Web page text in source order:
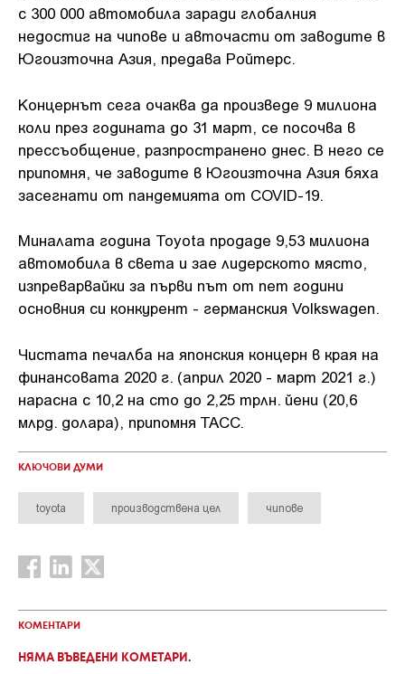
с 300 000 автомобила заради глобалния
недостиг на чипове и авточасти от заводите в
Югоизточна Азия, предава Ройтерс.
Концернът сега очаква да произведе 9 милиона
коли през годината до 31 март, се посочва в
прессъобщение, разпространено днес. В него се
припомня, че заводите в Югоизточна Азия бяха
засегнати от пандемията от COVID-19.
Миналата година Toyota продаде 9,53 милиона
автомобила в света и зае лидерското място,
изпреварвайки за първи път от пет години
основния си конкурент - германския Volkswagen.
Чистата печалба на японския концерн в края на
финансовата 2020 г. (април 2020 - март 2021 г.)
нарасна с 10,2 на сто до 2,25 трлн. йени (20,6
млрд. долара), припомня ТАСС.
КЛЮЧОВИ ДУМИ
toyota производствена цел чипове
КОМЕНТАРИ
НЯМА ВЪВЕДЕНИ КОМЕТАРИ.